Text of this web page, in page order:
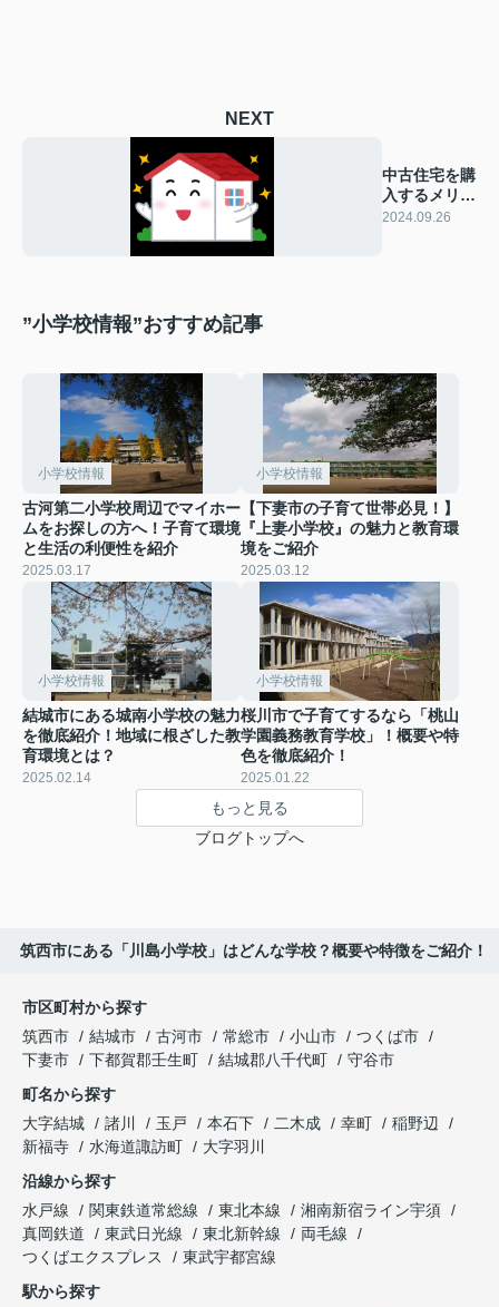
NEXT
中古住宅を購
入するメリッ
トは？
2024.09.26
”小学校情報”おすすめ記事
小学校情報
古河第二小学校周辺でマイホー
ムをお探しの方へ！子育て環境
と生活の利便性を紹介
2025.03.17
小学校情報
【下妻市の子育て世帯必見！】
『上妻小学校』の魅力と教育環
境をご紹介
2025.03.12
小学校情報
結城市にある城南小学校の魅力
を徹底紹介！地域に根ざした教
育環境とは？
2025.02.14
小学校情報
桜川市で子育てするなら「桃山
学園義務教育学校」！概要や特
色を徹底紹介！
2025.01.22
もっと見る
ブログトップへ
筑西市にある「川島小学校」はどんな学校？概要や特徴をご紹介！
市区町村から探す
筑西市
結城市 古河市 常総市 小山市
つくば市
下妻市
下都賀郡壬生町 結城郡八千代町
守谷市
町名から探す
大字結城
諸川 玉戸 本石下 二木成 幸町
稲野辺
新福寺
水海道諏訪町
大字羽川
沿線から探す
水戸線
関東鉄道常総線 東北本線
湘南新宿ライン宇須
真岡鉄道
東武日光線 東北新幹線
両毛線
つくばエクスプレス
東武宇都宮線
駅から探す